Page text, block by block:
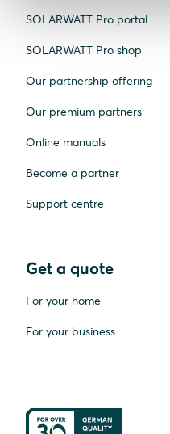
SOLARWATT Pro portal
SOLARWATT Pro shop
Our partnership offering
Our premium partners
Online manuals
Become a partner
Support centre
Get a quote
For your home
For your business